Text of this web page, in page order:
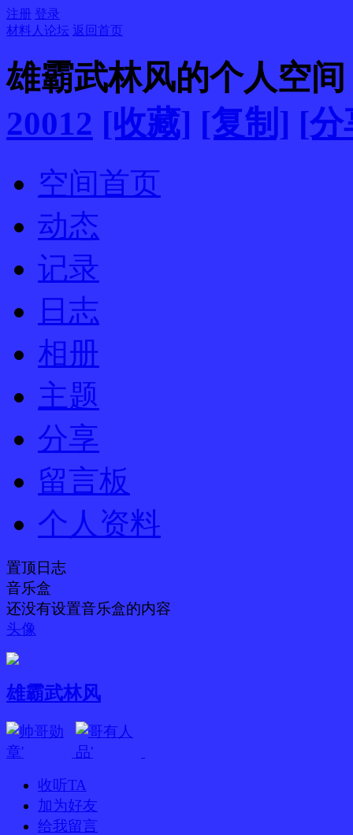
注册 登录
材料人论坛 返回首页
雄霸武林风的个人空间
20012 [收藏] [复制] [分
空间首页
动态
记录
日志
相册
主题
分享
留言板
个人资料
置顶日志
音乐盒
还没有设置音乐盒的内容
头像
雄霸武林风
收听TA
加为好友
给我留言